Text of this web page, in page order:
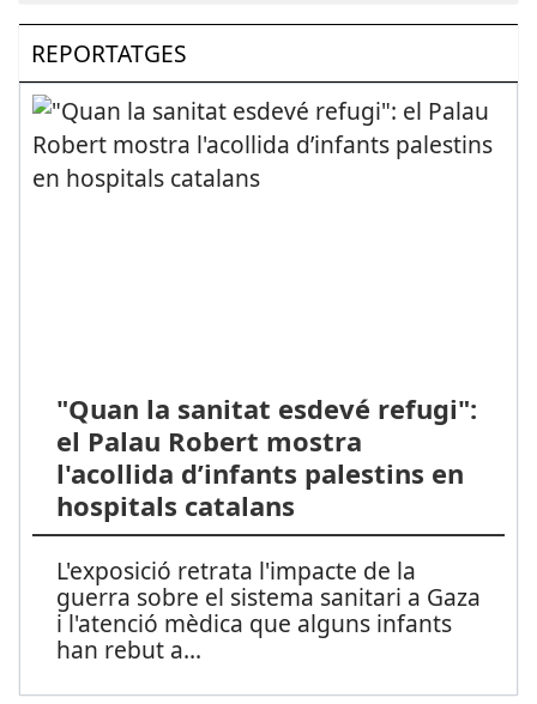
REPORTATGES
"Quan la sanitat esdevé refugi":
el Palau Robert mostra
l'acollida d’infants palestins en
hospitals catalans
L'exposició retrata l'impacte de la
guerra sobre el sistema sanitari a Gaza
i l'atenció mèdica que alguns infants
han rebut a...